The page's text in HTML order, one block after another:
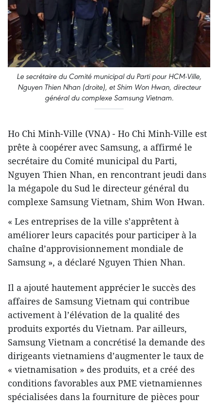
Le secrétaire du Comité municipal du Parti pour HCM-Ville,
Nguyen Thien Nhan (droite), et Shim Won Hwan, directeur
général du complexe Samsung Vietnam.
Ho Chi Minh-Ville (VNA) - Ho Chi Minh-Ville est
prête à coopérer avec Samsung, a affirmé le
secrétaire du Comité municipal du Parti,
Nguyen Thien Nhan, en rencontrant jeudi dans
la mégapole du Sud le directeur général du
complexe Samsung Vietnam, Shim Won Hwan.
« Les entreprises de la ville s’apprêtent à
améliorer leurs capacités pour participer à la
chaîne d’approvisionnement mondiale de
Samsung », a déclaré Nguyen Thien Nhan.
Il a ajouté hautement apprécier le succès ​des
affaires de Samsung Vietnam qui contribue
activement à l’élévation de la qualité des
produits exportés du Vietnam. Par ailleurs,
Samsung Vietnam a ​concrétisé la demande des
dirigeants vietnamiens​ d’augmenter le taux de
« vietnamisation » des produits, et a créé des
conditions favorables ​aux PME vietnamiennes
spécialisées dans la fourniture de pièces ​pour